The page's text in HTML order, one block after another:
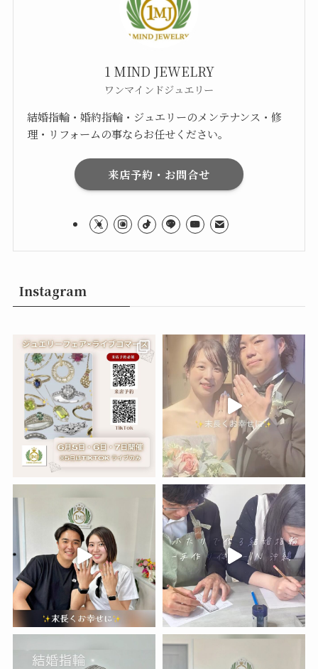
1 MIND JEWELRY
ワンマインドジュエリー
結婚指輪・婚約指輪・ジュエリーのメンテナンス・修
理・リフォームの事ならお任せください。
来店予約・お問合せ
Instagram